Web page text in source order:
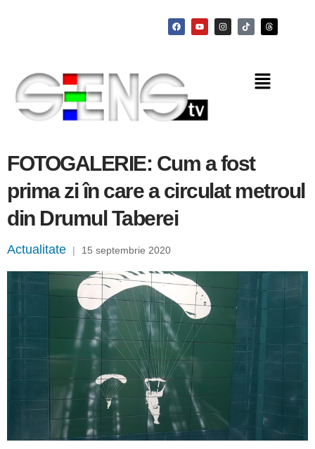
FOTOGALERIE: Cum a fost
prima zi în care a circulat metroul
din Drumul Taberei
Actualitate | 15 septembrie 2020